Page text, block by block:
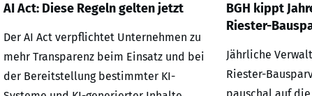
AI Act: Diese Regeln gelten jetzt
Der AI Act verpflichtet Unternehmen zu
mehr Transparenz beim Einsatz und bei
der Bereitstellung bestimmter KI-
BGH kippt
Riester-
Jährliche
Riester-